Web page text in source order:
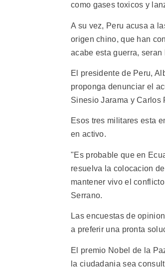
como gases toxicos y
A su vez, Peru acusa a
origen chino, que han
acabe esta guerra,
El presidente de Peru,
proponga denunciar el
Sinesio Jarama y Carlos
Esos tres militares esta
en activo.
"Es probable que en
resuelva la colocacion
mantener vivo el
Serrano.
Las encuestas de
a preferir una pronta
El premio Nobel de la
la ciudadania sea